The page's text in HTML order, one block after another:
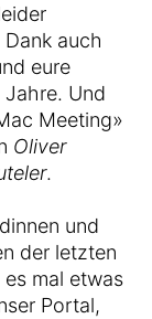
auch
eure
Und
Meeting»
Oliver
.
und
der letzten
mal etwas
Portal,